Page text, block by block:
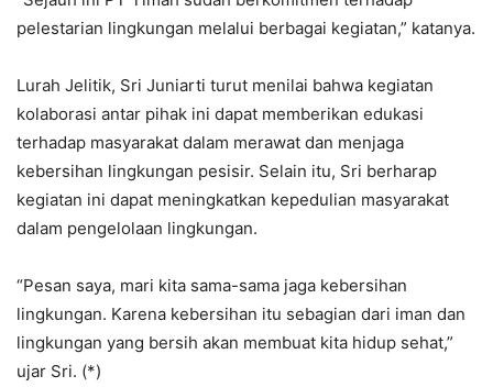
pelestarian lingkungan melalui berbagai kegiatan,” katanya.
Lurah Jelitik, Sri Juniarti turut menilai bahwa kegiatan
kolaborasi antar pihak ini dapat memberikan edukasi
terhadap masyarakat dalam merawat dan menjaga
kebersihan lingkungan pesisir. Selain itu, Sri berharap
kegiatan ini dapat meningkatkan kepedulian masyarakat
dalam pengelolaan lingkungan.
“Pesan saya, mari kita sama-sama jaga kebersihan
lingkungan. Karena kebersihan itu sebagian dari iman dan
lingkungan yang bersih akan membuat kita hidup sehat,”
ujar Sri. (*)